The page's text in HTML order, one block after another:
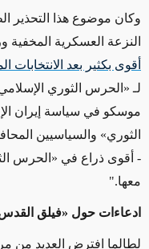
وكان موضوع هذا التحذير
النزعة العسكرية
أقوى بكثير بعد الانتخابات
لـ « الحرس الثوري
موسكو في سياسة إيران
الثوري» والسياسيين
- أقوى ذراع في « الحرس
معها."
ادعاءات حول «فيلق
لطالما افترض العديد من